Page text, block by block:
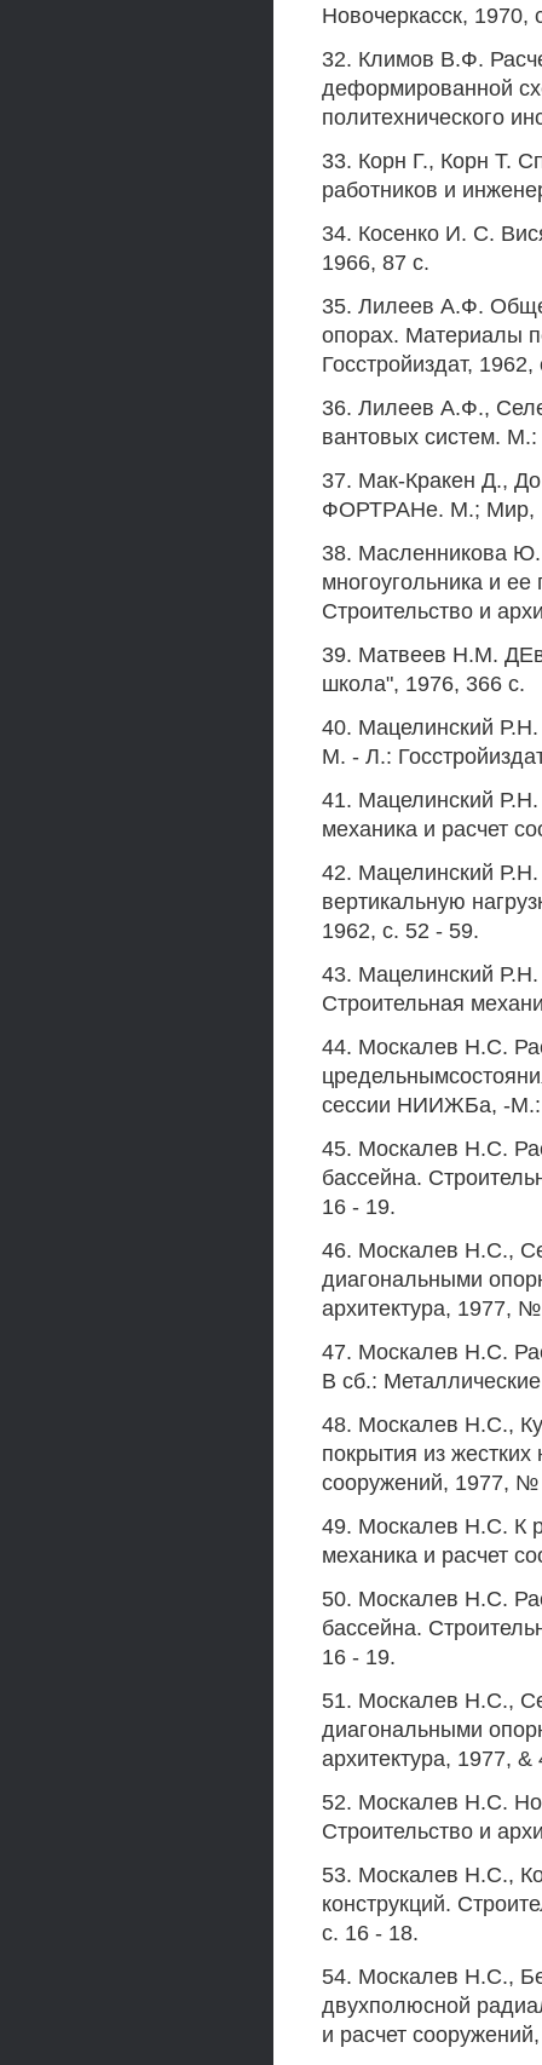
Новочеркасск, 1970,
32. Климов В.Ф.
деформированной
политехнического
33. Корн Г., Корн Т.
работников и
34. Косенко И. С.
1966, 87 с.
35. Лилеев А.Ф.
опорах. Материалы
Госстройиздат,
36. Лилеев А.Ф.,
вантовых систем. М.:
37. Мак-Кракен Д.,
ФОРТРАНе. М.; Мир,
38. Масленникова
многоугольника и ее
Строительство и
39. Матвеев Н.М.
школа", 1976, 366 с.
40. Мацелинский Р.Н.
М. - Л.:
41. Мацелинский Р.Н.
механика и расчет
42. Мацелинский Р.Н.
вертикальную
1962, с. 52 - 59.
43. Мацелинский Р.Н.
Строительная
44. Москалев Н.С.
сессии НИИЖБа, -
45. Москалев Н.С.
бассейна.
16 - 19.
46. Москалев Н.С.,
диагональными
архитектура, 1977,
47. Москалев Н.С.
В сб.:
48. Москалев Н.С.,
покрытия из
сооружений, 1977, №
49. Москалев Н.С. К
механика и расчет
50. Москалев Н.С.
бассейна.
16 - 19.
51. Москалев Н.С.,
диагональными
архитектура, 1977, &
52. Москалев Н.С.
Строительство и
53. Москалев Н.С.,
конструкций.
с. 16 - 18.
54. Москалев Н.С.,
двухполюсной
и расчет